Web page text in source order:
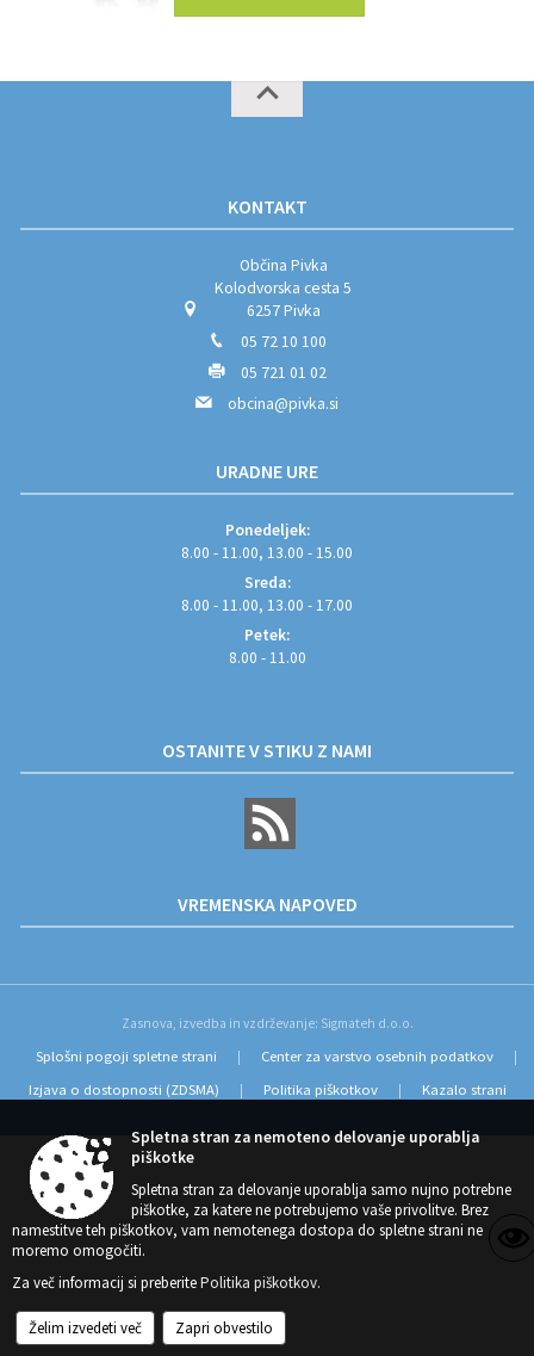
KONTAKT
Občina Pivka
Kolodvorska cesta 5
6257 Pivka
05 72 10 100
05 721 01 02
obcina@pivka.si
URADNE URE
Ponedeljek:
8.00 - 11.00, 13.00 - 15.00
Sreda:
8.00 - 11.00, 13.00 - 17.00
Petek:
8.00 - 11.00
OSTANITE V STIKU Z NAMI
VREMENSKA NAPOVED
Zasnova, izvedba in vzdrževanje: Sigmateh d.o.o.
Splošni pogoji spletne strani Center za varstvo osebnih podatkov
Izjava o dostopnosti (ZDSMA) Politika piškotkov Kazalo strani
Spletna stran za nemoteno delovanje uporablja
piškotke
Spletna stran za delovanje uporablja samo nujno potrebne
piškotke, za katere ne potrebujemo vaše privolitve. Brez
namestitve teh piškotkov, vam nemotenega dostopa do spletne strani ne
moremo omogočiti.
Za več informacij si preberitePolitika piškotkov.
Želim izvedeti več Zapri obvestilo